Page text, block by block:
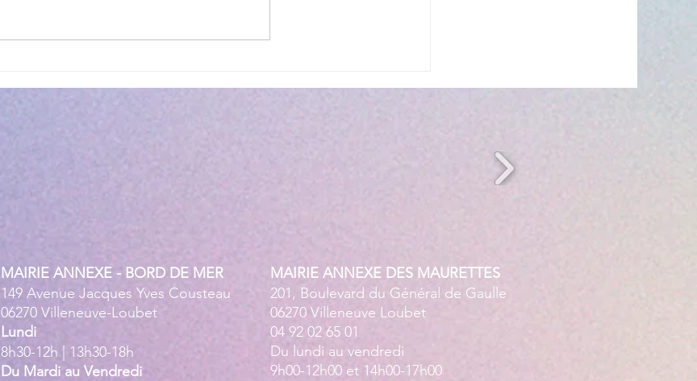
Villeneuve Loubet ! ☀️🎤
MAIRIE ANNEXE - BORD DE MER
149 Avenue Jacques Yves Cousteau
06270 Villeneuve-Loubet
Lundi
8h30-12h | 13h30-18h
Du Mardi au Vendredi
MAIRIE ANNEXE DES MAURETTES
201, Boulevard du Général de Gaulle
06270 Villeneuve Loubet
04 92 02 65 01
Du lundi au vendredi
9h00-12h00 et 14h00-17h00